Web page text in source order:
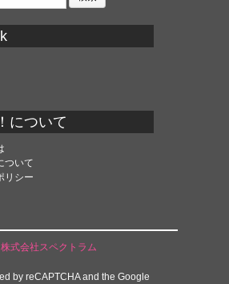
について
ついて
リシー
式会社スペクトラム
by reCAPTCHA and the Google